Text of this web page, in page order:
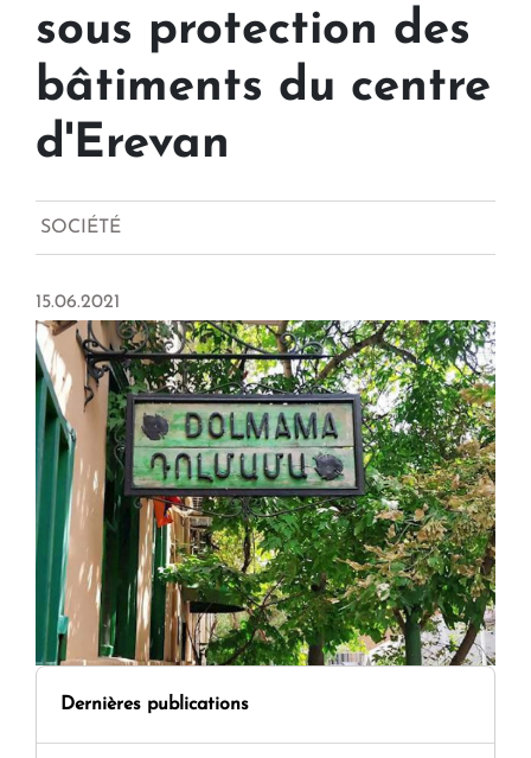
sous protection des
bâtiments du centre
d'Erevan
SOCIÉTÉ
15.06.2021
Dernières publications